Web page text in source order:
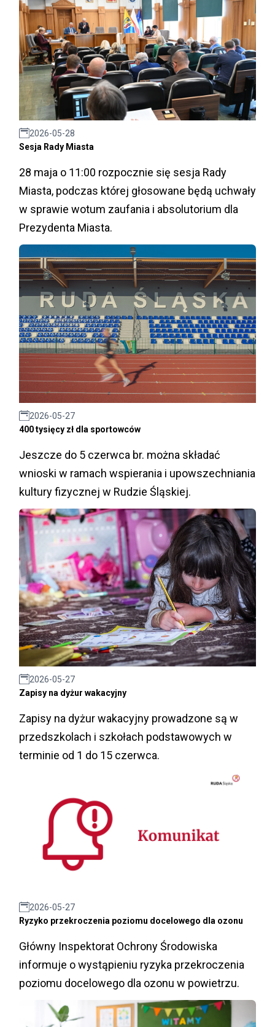
2026-05-28
Sesja Rady Miasta
28 maja o 11:00 rozpocznie się sesja Rady
Miasta, podczas której głosowane będą uchwały
w sprawie wotum zaufania i absolutorium dla
Prezydenta Miasta.
2026-05-27
400 tysięcy zł dla sportowców
Jeszcze do 5 czerwca br. można składać
wnioski w ramach wspierania i upowszechniania
kultury fizycznej w Rudzie Śląskiej.
2026-05-27
Zapisy na dyżur wakacyjny
Zapisy na dyżur wakacyjny prowadzone są w
przedszkolach i szkołach podstawowych w
terminie od 1 do 15 czerwca.
2026-05-27
Ryzyko przekroczenia poziomu docelowego dla ozonu
Główny Inspektorat Ochrony Środowiska
informuje o wystąpieniu ryzyka przekroczenia
poziomu docelowego dla ozonu w powietrzu.